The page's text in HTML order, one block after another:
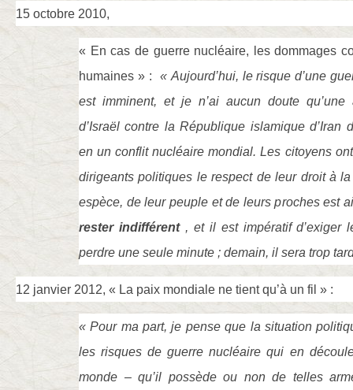
15 octobre 2010,
« En cas de guerre nucléaire, les dommages
humaines » : « Aujourd’hui, le risque d’une
est imminent, et je n’ai aucun doute
d’Israël contre la République islamique d’Iran
en un conflit nucléaire mondial. Les citoyens
dirigeants politiques le respect de leur droit à
espèce, de leur peuple et de leurs proches est
rester indifférent, et il est impératif d’exiger
perdre une seule minute ; demain, il sera trop
12 janvier 2012, « La paix mondiale ne tient qu’à un fil » :
« Pour ma part, je pense que la situation
les risques de guerre nucléaire qui en
monde – qu’il possède ou non de telles